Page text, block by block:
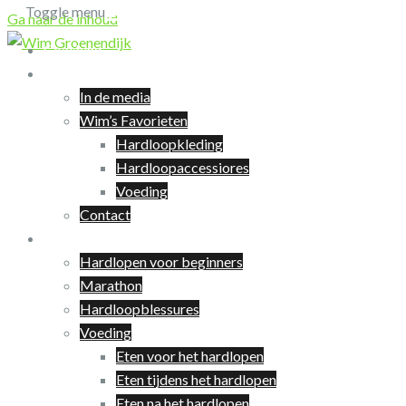
Ga naar de inhoud
Toggle menu
Coaching
In de media
Wim’s Favorieten
Hardloopkleding
Hardloopaccessiores
Voeding
Contact
Hardlopen voor beginners
Marathon
Hardloopblessures
Voeding
Eten voor het hardlopen
Eten tijdens het hardlopen